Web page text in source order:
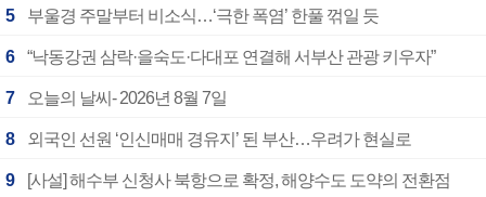
5 부울경 주말부터 비소식…‘극한 폭염’ 한풀 꺾일 듯
6 “낙동강권 삼락·을숙도·다대포 연결해 서부산 관광 키우자”
7 오늘의 날씨- 2026년 8월 7일
8 외국인 선원 ‘인신매매 경유지’ 된 부산…우려가 현실로
9 [사설] 해수부 신청사 북항으로 확정, 해양수도 도약의 전환점